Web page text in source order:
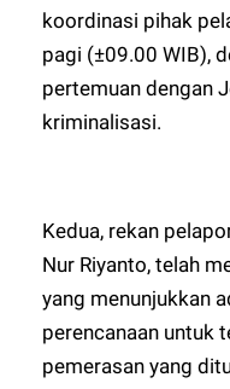
koordinasi pihak
pagi (±09.00 WIB),
pertemuan dengan
kriminalisasi.
Kedua, rekan
Nur Riyanto, telah
yang menunjukkan
perencanaan untuk
pemerasan yang